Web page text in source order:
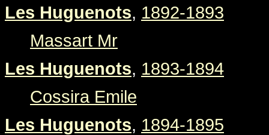
Les Huguenots, 1892-1893
Massart Mr
Les Huguenots, 1893-1894
Cossira Emile
Les Huguenots, 1894-1895